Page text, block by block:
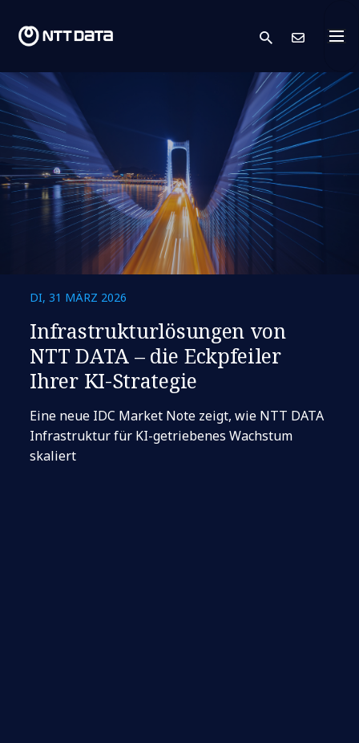
search
DI, 31 MÄRZ 2026
Infrastrukturlösungen von
NTT DATA – die Eckpfeiler
Ihrer KI-Strategie
Eine neue IDC Market Note zeigt, wie NTT DATA
Infrastruktur für KI-getriebenes Wachstum
skaliert